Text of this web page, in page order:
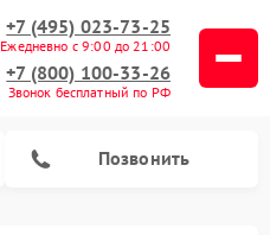
+7 (495) 023-73-25
Ежедневно с 9:00 до 21:00
+7 (800) 100-33-26
Звонок бесплатный по РФ
Позвонить